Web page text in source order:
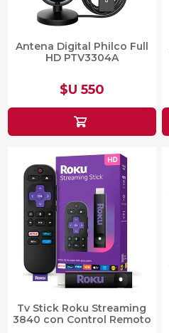
Antena Digital Philco Full
HD PTV3304A
$U 550
Tv Stick Roku Streaming
3840 con Control Remoto